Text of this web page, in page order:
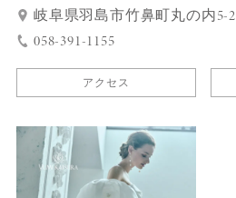
岐阜県羽島市竹鼻町丸の内5-2
058-391-1155
アクセス